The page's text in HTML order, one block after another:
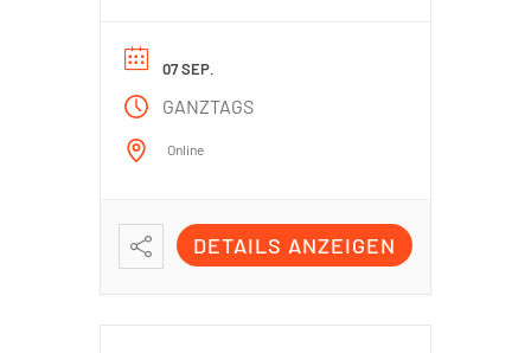
07 SEP.
GANZTAGS
Online
DETAILS ANZEIGEN